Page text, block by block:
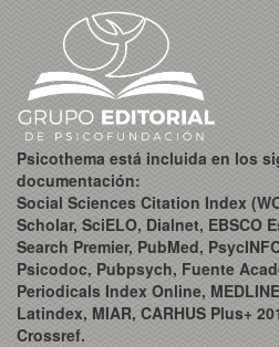
Psicothema está incluida en los
documentación:
Social Sciences Citation Index
Scholar, SciELO, Dialnet, EBSCO
Search Premier, PubMed,
Psicodoc, Pubpsych, Fuente
Periodicals Index Online,
Latindex, MIAR, CARHUS Plus+
Crossref.